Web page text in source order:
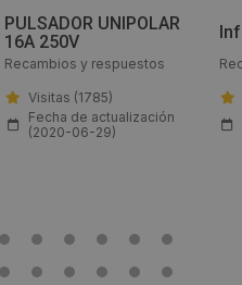
PULSADOR UNIPOLAR
16A 250V
Recambios y respuestos
Visitas (1785)
Fecha de actualización
(2020-06-29)